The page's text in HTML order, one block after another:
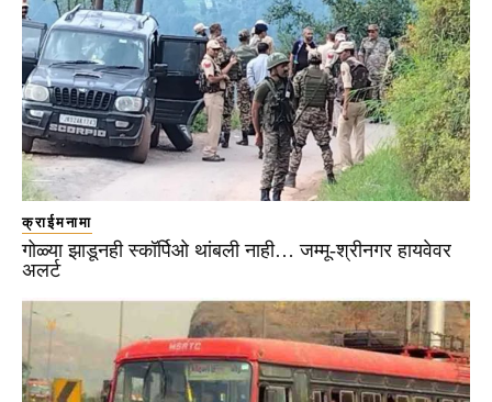
क्राईमनामा
गोळ्या झाडूनही स्कॉर्पिओ थांबली नाही… जम्मू-श्रीनगर हायवेवर
अलर्ट